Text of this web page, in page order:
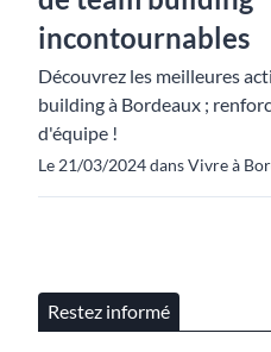
incontournables
Découvrez les meilleures
building à Bordeaux ;
d'équipe !
Le 21/03/2024 dans Vivre à
Restez informé